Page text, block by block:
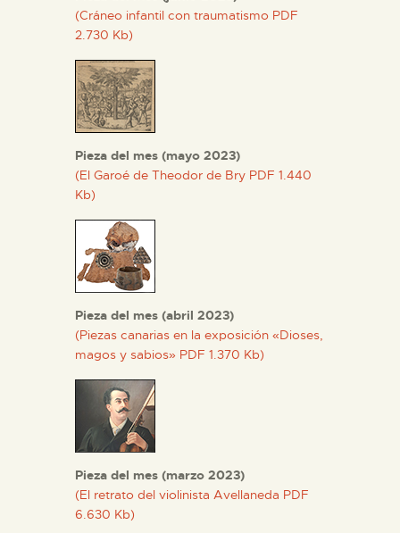
(Cráneo infantil con traumatismo PDF
2.730 Kb)
Pieza del mes (mayo 2023)
(El Garoé de Theodor de Bry PDF 1.440
Kb)
Pieza del mes (abril 2023)
(Piezas canarias en la exposición «Dioses,
magos y sabios» PDF 1.370 Kb)
Pieza del mes (marzo 2023)
(El retrato del violinista Avellaneda PDF
6.630 Kb)